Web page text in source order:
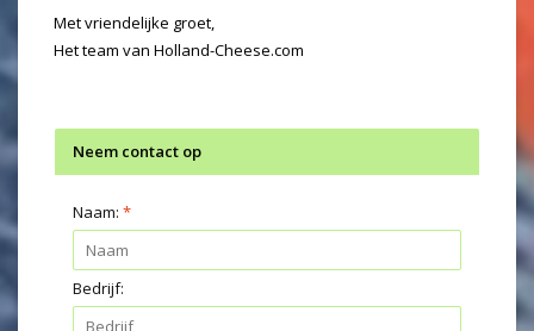
Met vriendelijke groet,
Het team van Holland-Cheese.com
Neem contact op
Naam: *
Bedrijf: